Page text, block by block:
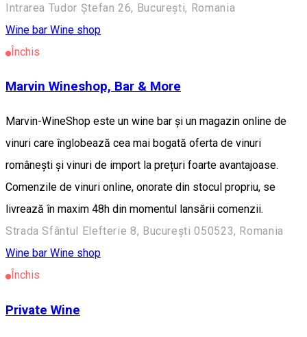
Intrarea Tudor Ștefan 26, București, Romania
Wine bar Wine shop
Închis
Marvin Wineshop, Bar & More
Marvin-WineShop este un wine bar și un magazin online de
vinuri care înglobează cea mai bogată oferta de vinuri
românești și vinuri de import la prețuri foarte avantajoase.
Comenzile de vinuri online, onorate din stocul propriu, se
livrează în maxim 48h din momentul lansării comenzii.
Strada Sfântul Elefterie 8, București 050523, Romania
Wine bar Wine shop
Închis
Private Wine